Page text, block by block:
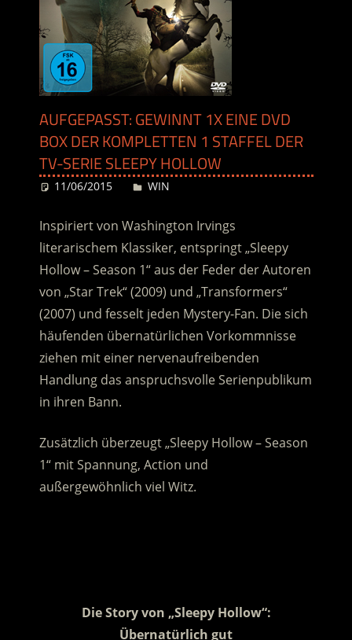
AUFGEPASST: GEWINNT 1X EINE DVD
BOX DER KOMPLETTEN 1 STAFFEL DER
TV-SERIE SLEEPY HOLLOW
11/06/2015 Desiree
WIN
Inspiriert von Washington Irvings
literarischem Klassiker, entspringt „Sleepy
Hollow – Season 1“ aus der Feder der Autoren
von „Star Trek“ (2009) und „Transformers“
(2007) und fesselt jeden Mystery-Fan. Die sich
häufenden übernatürlichen Vorkommnisse
ziehen mit einer nervenaufreibenden
Handlung das anspruchsvolle Serienpublikum
in ihren Bann.
Zusätzlich überzeugt „Sleepy Hollow – Season
1“ mit Spannung, Action und
außergewöhnlich viel Witz.
Die Story von „Sleepy Hollow“:
Übernatürlich gut